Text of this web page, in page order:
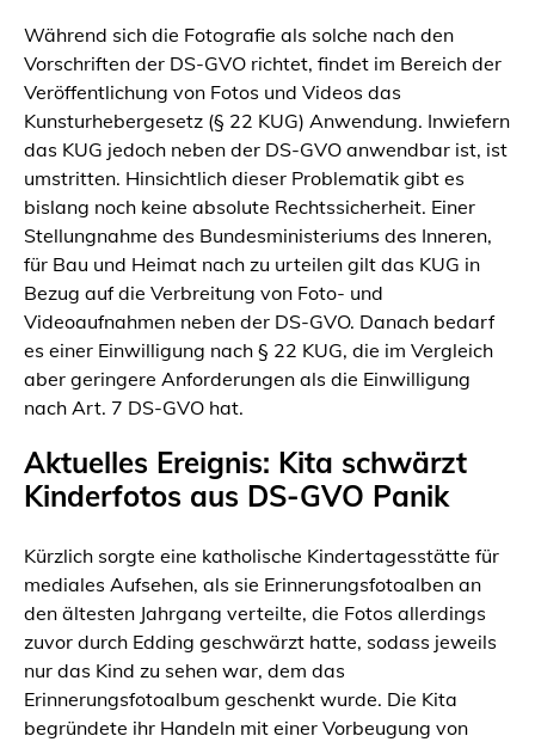
Während sich die Fotografie als solche nach den
Vorschriften der DS-GVO richtet, findet im Bereich der
Veröffentlichung von Fotos und Videos das
Kunsturhebergesetz (§ 22 KUG) Anwendung. Inwiefern
das KUG jedoch neben der DS-GVO anwendbar ist, ist
umstritten. Hinsichtlich dieser Problematik gibt es
bislang noch keine absolute Rechtssicherheit. Einer
Stellungnahme des Bundesministeriums des Inneren,
für Bau und Heimat nach zu urteilen gilt das KUG in
Bezug auf die Verbreitung von Foto- und
Videoaufnahmen neben der DS-GVO. Danach bedarf
es einer Einwilligung nach § 22 KUG, die im Vergleich
aber geringere Anforderungen als die Einwilligung
nach Art. 7 DS-GVO hat.
Aktuelles Ereignis: Kita schwärzt
Kinderfotos aus DS-GVO Panik
Kürzlich sorgte eine katholische Kindertagesstätte für
mediales Aufsehen, als sie Erinnerungsfotoalben an
den ältesten Jahrgang verteilte, die Fotos allerdings
zuvor durch Edding geschwärzt hatte, sodass jeweils
nur das Kind zu sehen war, dem das
Erinnerungsfotoalbum geschenkt wurde. Die Kita
begründete ihr Handeln mit einer Vorbeugung von